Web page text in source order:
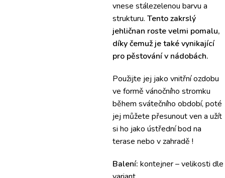
vnese stálezelenou barvu a
strukturu. Tento zakrslý
jehličnan roste velmi pomalu,
díky čemuž je také vynikající
pro pěstování v nádobách.
Použijte jej jako vnitřní ozdobu
ve formě vánočního stromku
během svátečního období, poté
jej můžete přesunout ven a užít
si ho jako ústřední bod na
terase nebo v zahradě !
Balení: kontejner – velikosti dle